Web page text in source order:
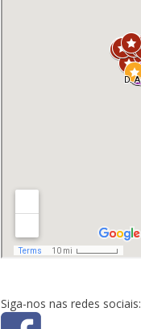
Siga-nos nas redes sociais: